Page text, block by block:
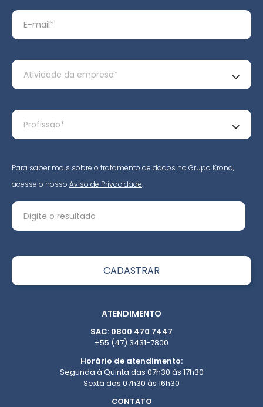
Para saber mais sobre o tratamento de dados no Grupo Krona,
acesse o nosso Aviso de Privacidade.
ATENDIMENTO
SAC: 0800 470 7447
+55 (47) 3431-7800
Horário de atendimento:
Segunda à Quinta das 07h30 às 17h30
Sexta das 07h30 às 16h30
CONTATO